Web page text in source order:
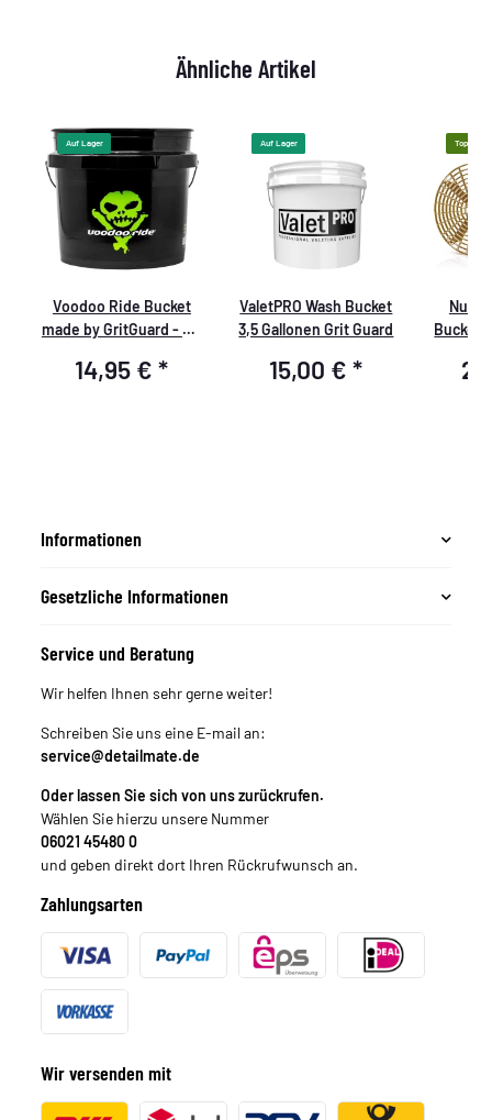
Ähnliche Artikel
Auf Lager
Voodoo Ride Bucket
made by GritGuard - 3,5
14,95 €*
Auf Lager
ValetPRO Wash Bucket
3,5 Gallonen Grit Guard
15,00 €*
Top
Nuke
Bucket
Informationen
Gesetzliche Informationen
Service und Beratung
Wir helfen Ihnen sehr gerne weiter!
Schreiben Sie uns eine E-mail an:
service@detailmate.de
Oder lassen Sie sich von uns zurückrufen.
Wählen Sie hierzu unsere Nummer
06021 45480 0
und geben direkt dort Ihren Rückrufwunsch an.
Zahlungsarten
Wir versenden mit